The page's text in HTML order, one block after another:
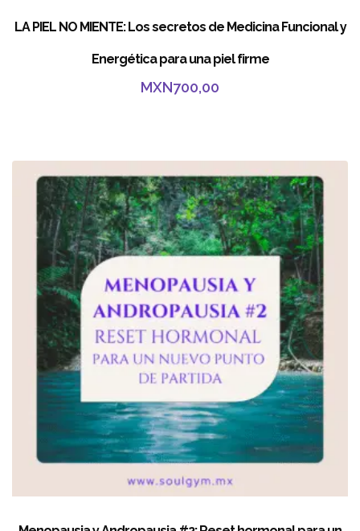
LA PIEL NO MIENTE: Los secretos de Medicina Funcional y
Energética para una piel firme
MXN700,00